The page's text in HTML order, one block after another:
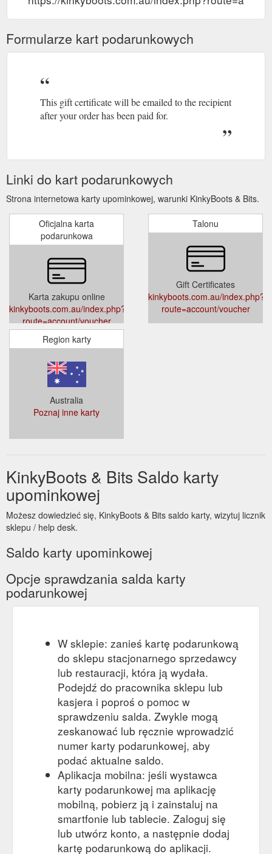
Formularze kart podarunkowych
This gift certificate will be emailed to the recipient
after your order has been paid for.
Linki do kart podarunkowych
Strona internetowa karty upominkowej, warunki KinkyBoots & Bits.
Oficjalna karta
podarunkowa
Karta zakupu online
kinkyboots.com.au/index.php?
route=account/voucher
Talonu
Gift Certificates
kinkyboots.com.au/index.php?
route=account/voucher
Region karty
Australia
Poznaj inne karty
KinkyBoots & Bits Saldo karty
upominkowej
Możesz dowiedzieć się, KinkyBoots & Bits saldo karty, wizytuj licznik
sklepu / help desk.
Saldo karty upominkowej
Opcje sprawdzania salda karty
podarunkowej
W sklepie: zanieś kartę podarunkową
do sklepu stacjonarnego sprzedawcy
lub restauracji, która ją wydała.
Podejdź do pracownika sklepu lub
kasjera i poproś o pomoc w
sprawdzeniu salda. Zwykle mogą
zeskanować lub ręcznie wprowadzić
numer karty podarunkowej, aby
podać aktualne saldo.
Aplikacja mobilna: jeśli wystawca
karty podarunkowej ma aplikację
mobilną, pobierz ją i zainstaluj na
smartfonie lub tablecie. Zaloguj się
lub utwórz konto, a następnie dodaj
kartę podarunkową do aplikacji.